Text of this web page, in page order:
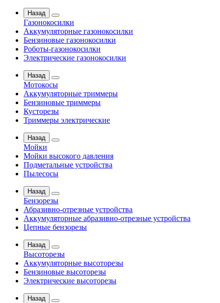
Назад
Газонокосилки
Аккумуляторные газонокосилки
Бензиновые газонокосилки
Роботы-газонокосилки
Электрические газонокосилки
Назад
Мотокосы
Аккумуляторные триммеры
Бензиновые триммеры
Кусторезы
Триммеры электрические
Назад
Мойки
Мойки высокого давления
Подметальные устройства
Пылесосы
Назад
Бензорезы
Абразивно-отрезные устройства
Аккумуляторные абразивно-отрезные устройства
Цепные бензорезы
Назад
Высоторезы
Аккумуляторные высоторезы
Бензиновые высоторезы
Электрические высоторезы
Назад